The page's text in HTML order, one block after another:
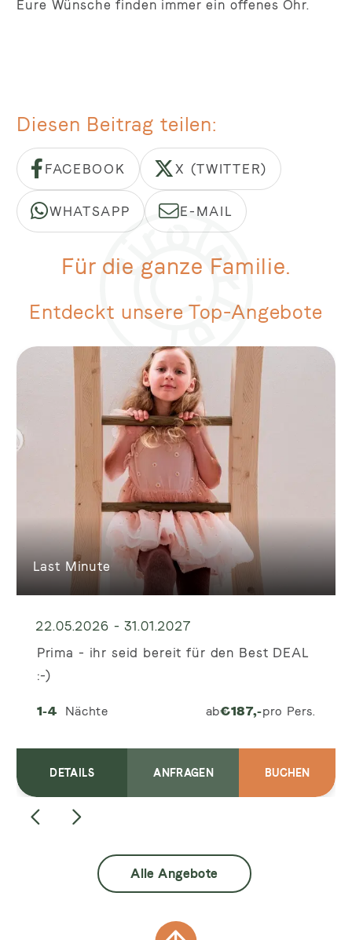
Eure Wünsche finden immer ein offenes Ohr.
Diesen Beitrag teilen
FACEBOOK X (TWITTER)
WHATSAPP E-MAIL
Für die ganze Familie.
Entdeckt unsere Top-Angebote
Last Minute
Prima - ihr seid bereit für den Best DEAL
:-)
1-4 Nächte ab€187,-pro Pers.
22.05.2026 - 31.01.2027
DETAILS BUCHEN
ANFRAGEN
Alle Angebote